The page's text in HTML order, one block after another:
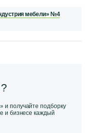
мебели» №4
и получайте подборку
и бизнесе каждый